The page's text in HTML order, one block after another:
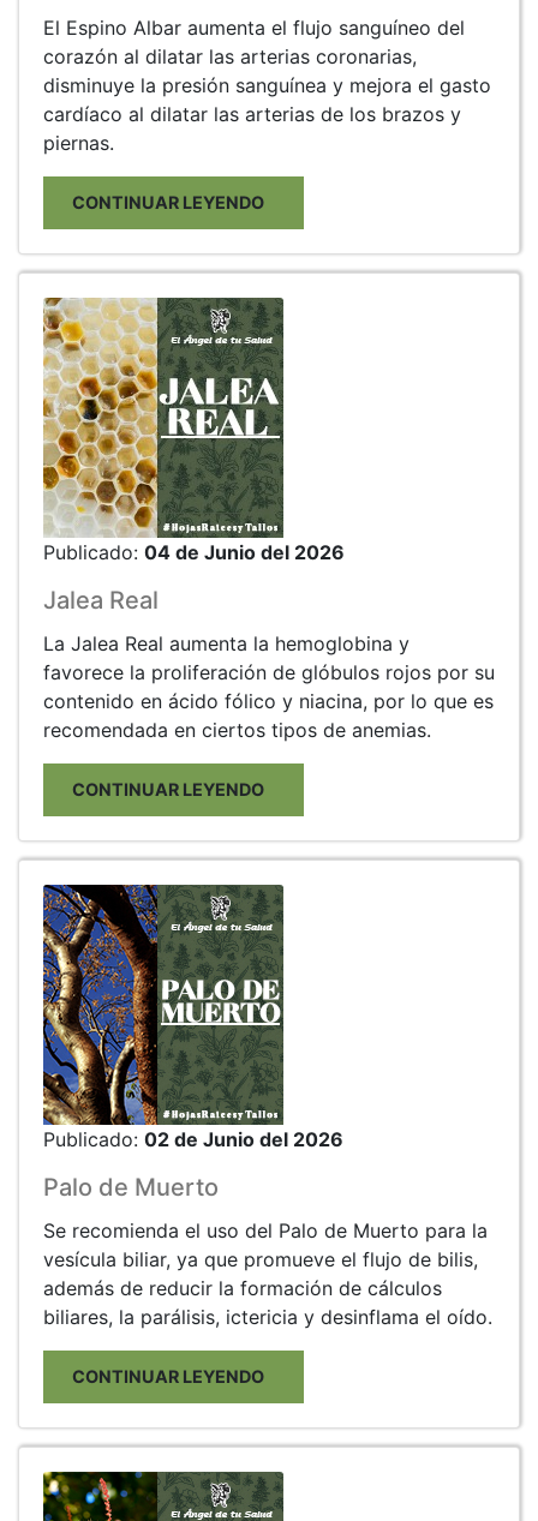
El Espino Albar aumenta el flujo sanguíneo del
corazón al dilatar las arterias coronarias,
disminuye la presión sanguínea y mejora el gasto
cardíaco al dilatar las arterias de los brazos y
piernas.
CONTINUAR LEYENDO
Publicado: 04 de Junio del 2026
Jalea Real
La Jalea Real aumenta la hemoglobina y
favorece la proliferación de glóbulos rojos por su
contenido en ácido fólico y niacina, por lo que es
recomendada en ciertos tipos de anemias.
CONTINUAR LEYENDO
Publicado: 02 de Junio del 2026
Palo de Muerto
Se recomienda el uso del Palo de Muerto para la
vesícula biliar, ya que promueve el flujo de bilis,
además de reducir la formación de cálculos
biliares, la parálisis, ictericia y desinflama el oído.
CONTINUAR LEYENDO